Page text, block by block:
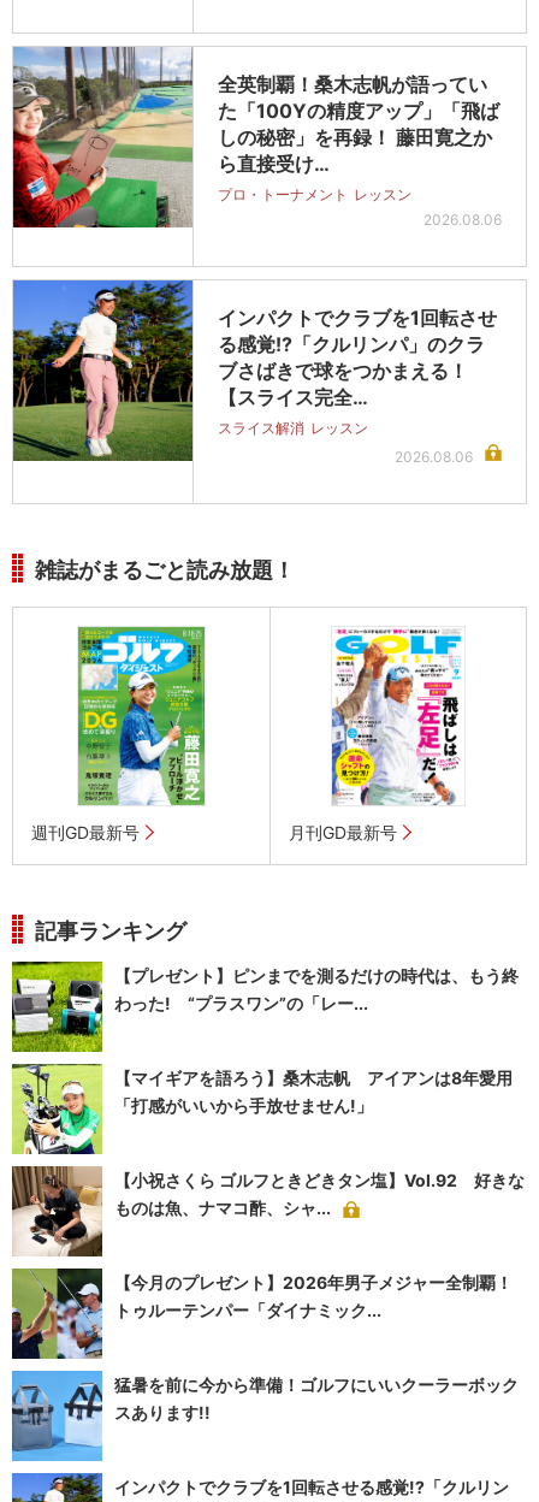
全英制覇！桑木志帆が語ってい
た「100Yの精度アップ」「飛ば
しの秘密」を再録！ 藤田寛之か
ら直接受け…
プロ・トーナメント レッスン
2026.08.06
インパクトでクラブを1回転させ
る感覚!?「クルリンパ」のクラ
ブさばきで球をつかまえる！
【スライス完全…
スライス解消 レッスン
2026.08.06
雑誌がまるごと読み放題！
週刊GD最新号 月刊GD最新号
記事ランキング
【プレゼント】ピンまでを測るだけの時代は、もう終
わった! “プラスワン”の「レー...
【マイギアを語ろう】桑木志帆 アイアンは8年愛用
「打感がいいから手放せません!」
【小祝さくら ゴルフときどきタン塩】Vol.92 好きな
ものは魚、ナマコ酢、シャ...
【今月のプレゼント】2026年男子メジャー全制覇！
トゥルーテンパー「ダイナミック...
猛暑を前に今から準備！ゴルフにいいクーラーボック
スあります!!
インパクトでクラブを1回転させる感覚!?「クルリン